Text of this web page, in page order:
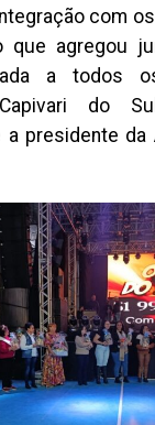
com
que agregou
a todos
do
a presidente